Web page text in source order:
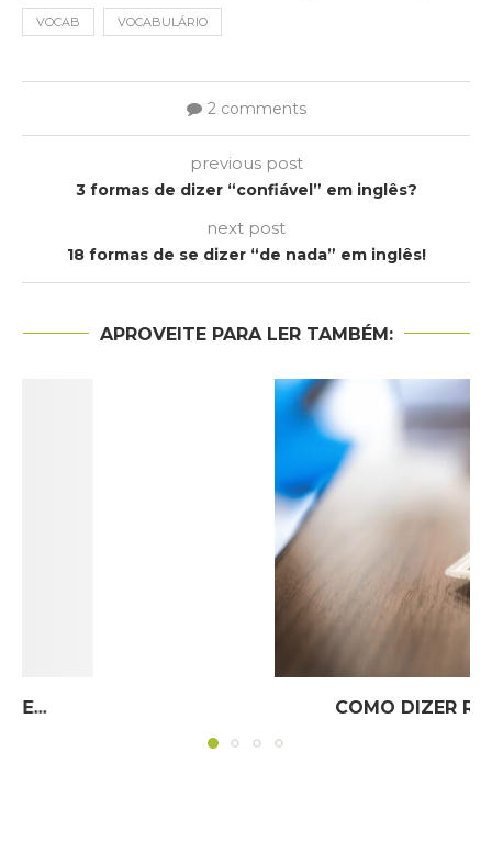
VOCAB VOCABULÁRIO
2 comments
previous post
3 formas de dizer “confiável” em inglês?
next post
18 formas de se dizer “de nada” em inglês!
APROVEITE PARA LER TAMBÉM:
AULÃO EM INGLÊS – TO HAVE, TO BE...